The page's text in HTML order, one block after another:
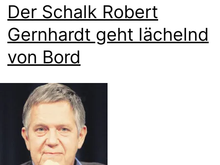
Der Schalk Robert
Gernhardt geht lächelnd
von Bord